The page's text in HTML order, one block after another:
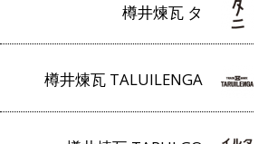
樽井煉瓦 タ
樽井煉瓦 TALUILENGA